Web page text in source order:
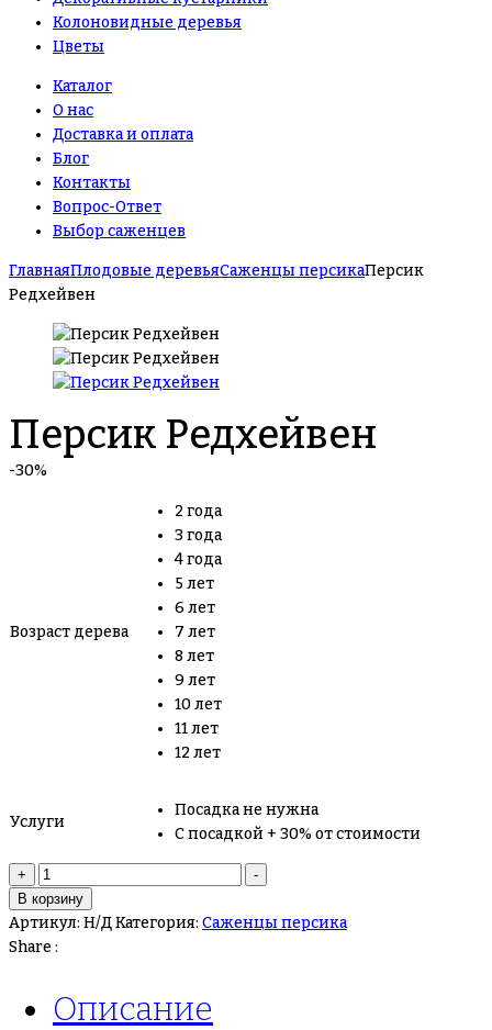
Колоновидные деревья
Цветы
Каталог
О нас
Доставка и оплата
Блог
Контакты
Вопрос-Ответ
Выбор саженцев
ГлавнаяПлодовые деревьяСаженцы персикаПерсик
Редхейвен
Персик Редхейвен
-30%
Возраст дерева
2 года
3 года
4 года
5 лет
6 лет
7 лет
8 лет
9 лет
10 лет
11 лет
12 лет
Услуги
Посадка не нужна
С посадкой + 30% от стоимости
+
Количество
товара
Персик
Редхейвен
-
В корзину
Артикул: Н/ДКатегория: Саженцы персика
Share :
Описание